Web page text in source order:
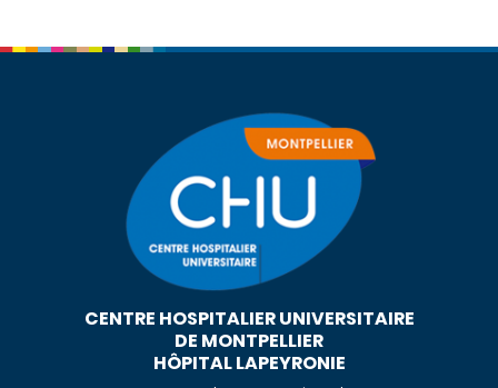
CENTRE HOSPITALIER UNIVERSITAIRE
DE MONTPELLIER
HÔPITAL LAPEYRONIE